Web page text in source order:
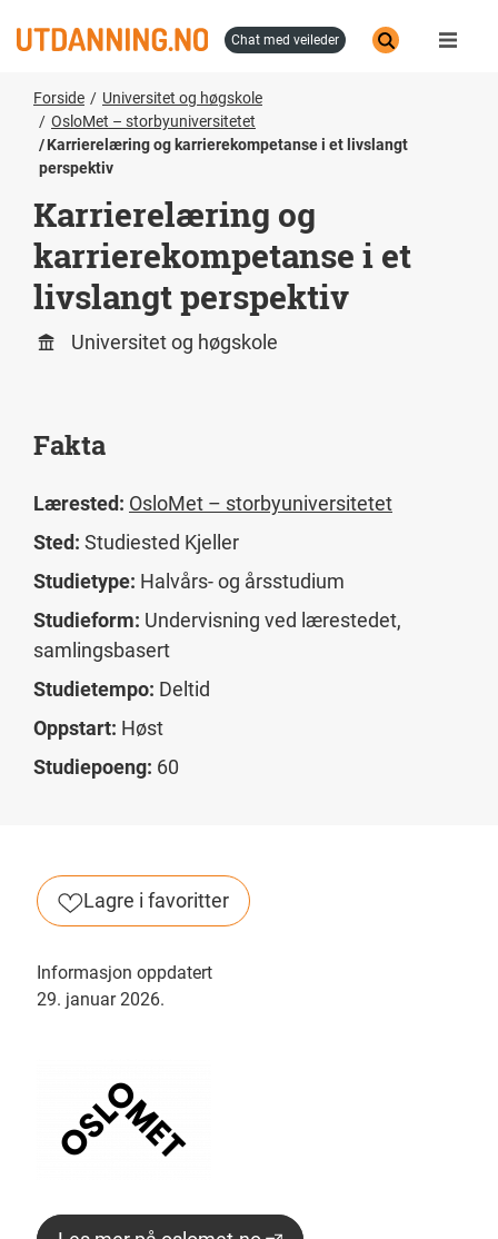
til
chat med veileder
Forside
Universitet og høgskole
OsloMet – storbyuniversitetet
Karrierelæring og karrierekompetanse i et livslangt
perspektiv
Karrierelæring og
karrierekompetanse i et
livslangt perspektiv
Universitet og høgskole
Fakta
Lærested: OsloMet – storbyuniversitetet
Sted: Studiested Kjeller
Studietype: Halvårs- og årsstudium
Studieform: Undervisning ved lærestedet,
samlingsbasert
Studietempo: Deltid
Oppstart: Høst
Studiepoeng: 60
Lagre i favoritter
Informasjon oppdatert
29. januar 2026.